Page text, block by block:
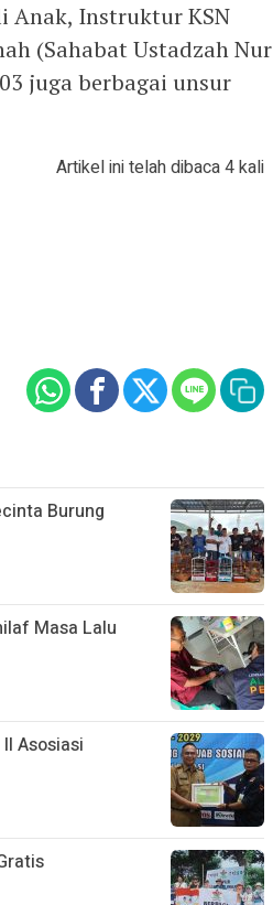
Anak, Instruktur KSN
(Sahabat Ustadzah Nur
juga berbagai unsur
Artikel ini telah dibaca 4 kali
Burung
Masa Lalu
Asosiasi